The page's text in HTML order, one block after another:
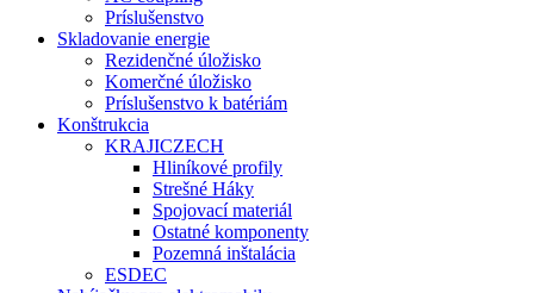
Príslušenstvo
Skladovanie energie
Rezidenčné úložisko
Komerčné úložisko
Príslušenstvo k batériám
Konštrukcia
KRAJICZECH
Hliníkové profily
Strešné Háky
Spojovací materiál
Ostatné komponenty
Pozemná inštalácia
ESDEC